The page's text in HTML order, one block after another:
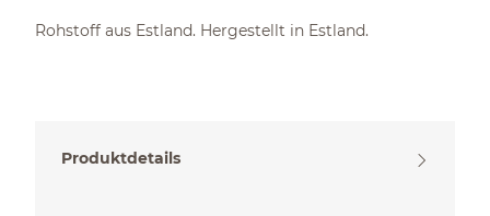
Rohstoff aus Estland. Hergestellt in Estland.
Produktdetails